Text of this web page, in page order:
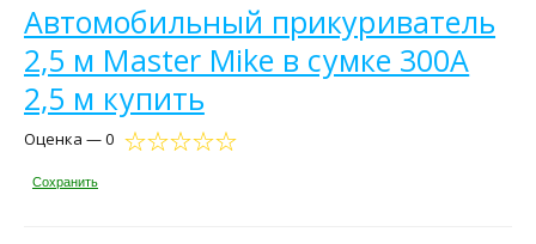
Автомобильный прикуриватель
2,5 м Master Mike в сумке 300A
2,5 м купить
Оценка — 0
Сохранить